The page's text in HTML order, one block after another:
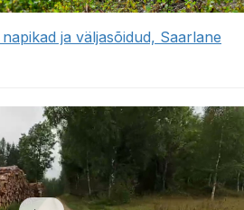
ja väljasõidud, Saarlane